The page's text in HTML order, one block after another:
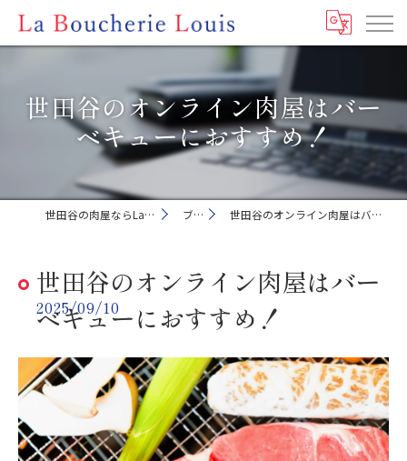
世田谷のオンライン肉屋はバー
ベキューにおすすめ！
世田谷の肉屋ならLa Boucherie Louis ブログ 世田谷のオンライン肉屋はバーベキューにおすすめ！
世田谷のオンライン肉屋はバー
ベキューにおすすめ！
2025/09/10